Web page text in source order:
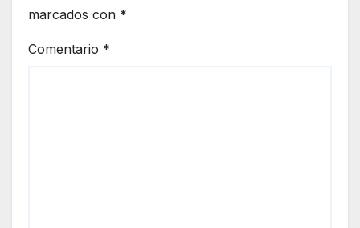
marcados con *
Comentario *